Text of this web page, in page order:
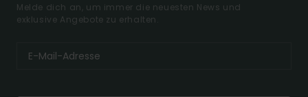
Melde dich an, um immer die neuesten News und
exklusive Angebote zu erhalten.